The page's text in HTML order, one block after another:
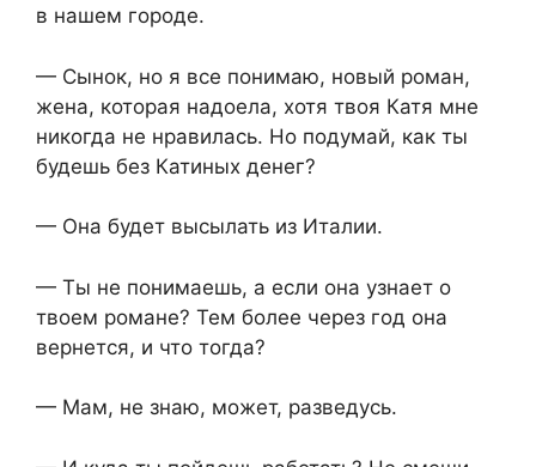
в нашем городе.
— Сынок, но я все понимаю, новый роман,
жена, которая надоела, хотя твоя Катя мне
никогда не нравилась. Но подумай, как ты
будешь без Катиных денег?
— Она будет высылать из Италии.
— Ты не понимаешь, а если она узнает о
твоем романе? Тем более через год она
вернется, и что тогда?
— Мам, не знаю, может, разведусь.